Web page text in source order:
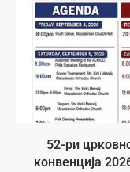
52-ри
конвенција